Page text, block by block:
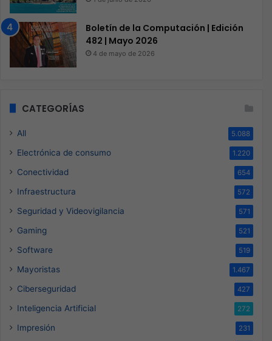
Boletín de la Computación | Edición
482 | Mayo 2026
4 de mayo de 2026
CATEGORÍAS
All 5.088
Electrónica de consumo 1.220
Conectividad 654
Infraestructura 572
Seguridad y Videovigilancia 571
Gaming 521
Software 519
Mayoristas 1.467
Ciberseguridad 427
Inteligencia Artificial 272
Impresión 231